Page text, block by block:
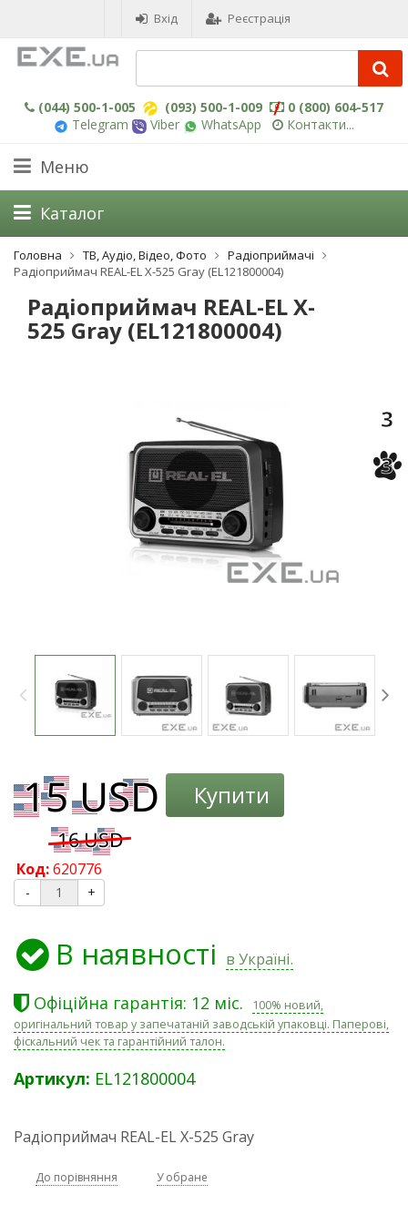
Вхід Реєстрація
(044) 500-1-005 (093) 500-1-009
0 (800) 604-517
Telegram
Viber WhatsApp Контакти...
Меню
Головна ТВ, Аудіо, Відео, Фото
Радіоприймачі
Радіоприймач REAL-EL X-525 Gray (EL121800004)
Радіоприймач REAL-EL X-
525 Gray (EL121800004)
3
3
Купити
Код:620776
- +
В наявності в Україні.
Офіційна гарантія: 12 міс.
100% новий,
оригінальний товар у запечатаній заводській упаковці. Паперові,
фіскальний чек та гарантійний талон.
Артикул: EL121800004
Радіоприймач REAL-EL X-525 Gray
До порівняння У обране
Каталог